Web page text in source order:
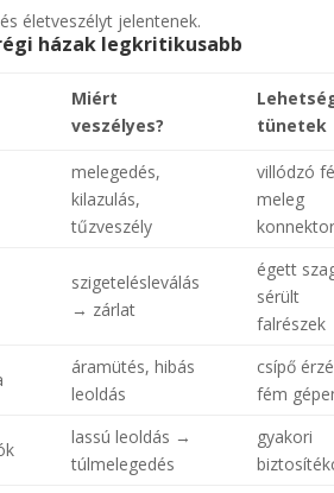
életveszélyt jelentenek.
házak legkritikusabb
Miért
veszélyes?
tünetek
melegedés,
kilazulás,
tűzveszély
villódzó
meleg
konnektor
szigetelésleválás
→ zárlat
égett
sérült
falrészek
áramütés, hibás
leoldás
csípő
fém
lassú leoldás →
túlmelegedés
gyakori